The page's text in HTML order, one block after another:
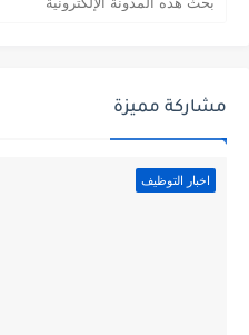
مشاركة مميزة
اخبار التوظيف